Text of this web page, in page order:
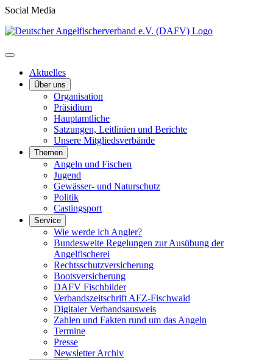
Social Media
Aktuelles
Über uns
Organisation
Präsidium
Hauptamtliche
Satzungen, Leitlinien und Berichte
Unsere Mitgliedsverbände
Themen
Angeln und Fischen
Jugend
Gewässer- und Naturschutz
Politik
Castingsport
Service
Wie werde ich Angler?
Bundesweite Regelungen zur Ausübung der
Angelfischerei
Rechtsschutzversicherung
Bootsversicherung
DAFV Fischbilder
Verbandszeitschrift AFZ-Fischwaid
Digitaler Verbandsausweis
Zahlen und Fakten rund um das Angeln
Termine
Presse
Newsletter Archiv